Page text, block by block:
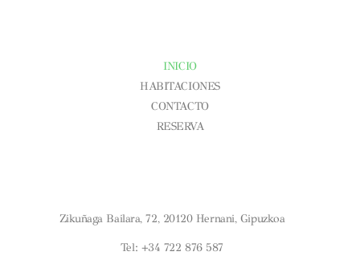
INICIO
HABITACIONES
CONTACTO
RESERVA
Zikuñaga Bailara, 72, 20120 Hernani, Gipuzkoa
Tel: +34 722 876 587